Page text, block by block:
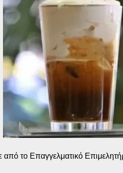
από το Επαγγελματικό